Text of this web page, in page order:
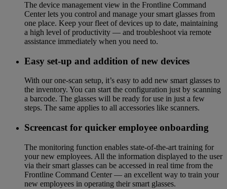
The device management view in the Frontline Command
Center lets you control and manage your smart glasses from
one place. Keep your fleet of devices up to date, maintaining
a high level of productivity — and troubleshoot via remote
assistance immediately when you need to.
Easy set-up and addition of new devices
With our one-scan setup, it’s easy to add new smart glasses to
the inventory. You can start the configuration just by scanning
a barcode. The glasses will be ready for use in just a few
steps. The same applies to all accessories like scanners.
Screencast for quicker employee onboarding
The monitoring function enables state-of-the-art training for
your new employees. All the information displayed to the user
via their smart glasses can be accessed in real time from the
Frontline Command Center — an excellent way to train your
new employees in operating their smart glasses.